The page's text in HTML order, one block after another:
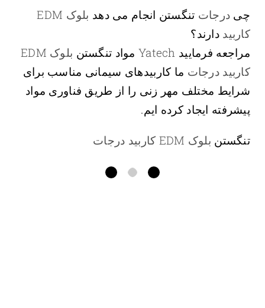
چی درجات تنگستن انجام می دهد
بلوک EDM
کاربید دارند؟
مراجعه فرمایید Yatechمواد تنگستن
بلوک EDM
کاربید درجات ما کاربیدهای سیمانی مناسب برای
شرایط مختلف مهر زنی را از طریق فناوری مواد
پیشرفته ایجاد کرده ایم.
تنگستن بلوک EDM کاربید درجات